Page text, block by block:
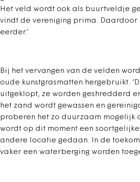
Het veld wordt ook als buurtveldje
vindt de vereniging prima. Daardoor
eerder.’
Bij het vervangen van de velden
oude kunstgrasmatten hergebruikt.
uitgeklopt, ze worden geshredderd
het zand wordt gewassen en
proberen het zo duurzaam mogelijk
wordt op dit moment een
andere locatie gedaan. In de
vaker een waterberging worden